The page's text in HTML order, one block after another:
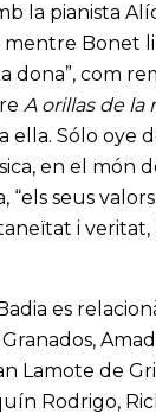
la pianista
Bonet
dona”, com
A orillas de la
ella. Sólo oye
en el món
seus
i
es
Lamote de
Rodrigo,